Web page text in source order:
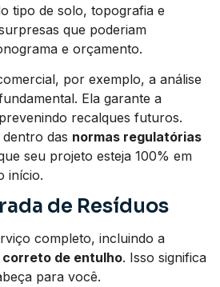
tipo de solo, topografia e
que poderiam
e orçamento.
por exemplo, a análise
Ela garante a
recalques futuros.
das normas regulatórias
seu projeto esteja 100% em
início.
de Resíduos
completo, incluindo a
de entulho. Isso significa
para você.